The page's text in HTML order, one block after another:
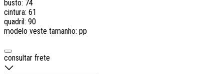
busto: 74
cintura: 61
quadril: 90
modelo veste tamanho: pp
consultar frete